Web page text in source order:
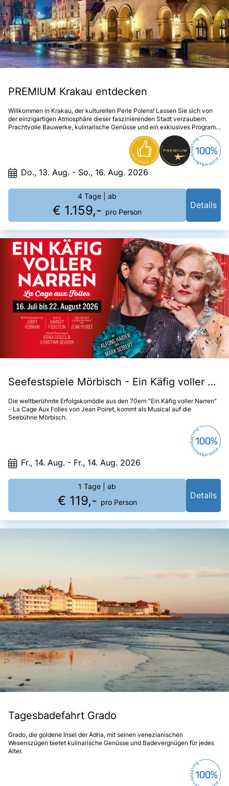
PREMIUM Krakau entdecken
Willkommen in Krakau, der kulturellen Perle Polens! Lassen Sie sich von
der einzigartigen Atmosphäre dieser faszinierenden Stadt verzaubern.
Prachtvolle Bauwerke, kulinarische Genüsse und ein exklusives Programm
machen diese Reise zu einem unvergesslichen Erlebnis. Ihr elegantes
****Hotel Mercure Stare Miasto rundet den Aufenthalt mit Komfort und Stil
Do., 13. Aug. - So., 16. Aug. 2026
4 Tage | ab
€ 1.159,- pro Person
Details
Seefestspiele Mörbisch - Ein Käfig voller Narren
Die weltberühmte Erfolgskomödie aus den 70ern "Ein Käfig voller Narren"
- La Cage Aux Folles von Jean Poiret, kommt als Musical auf die
Seebühne Mörbisch.
Fr., 14. Aug. - Fr., 14. Aug. 2026
1 Tage | ab
€ 119,- pro Person
Details
Tagesbadefahrt Grado
Grado, die goldene Insel der Adria, mit seinen venezianischen
Wesenszügen bietet kulinarische Genüsse und Badevergnügen für jedes
Alter.